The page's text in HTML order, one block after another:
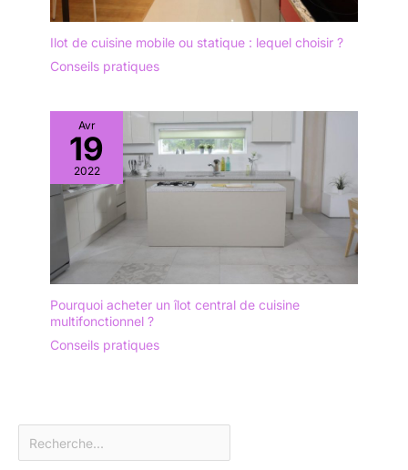
Ilot de cuisine mobile ou statique : lequel choisir ?
Conseils pratiques
Avr
19
2022
Pourquoi acheter un îlot central de cuisine
multifonctionnel ?
Conseils pratiques